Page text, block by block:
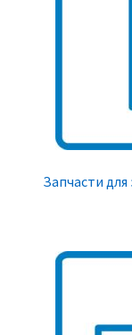
Запчасти